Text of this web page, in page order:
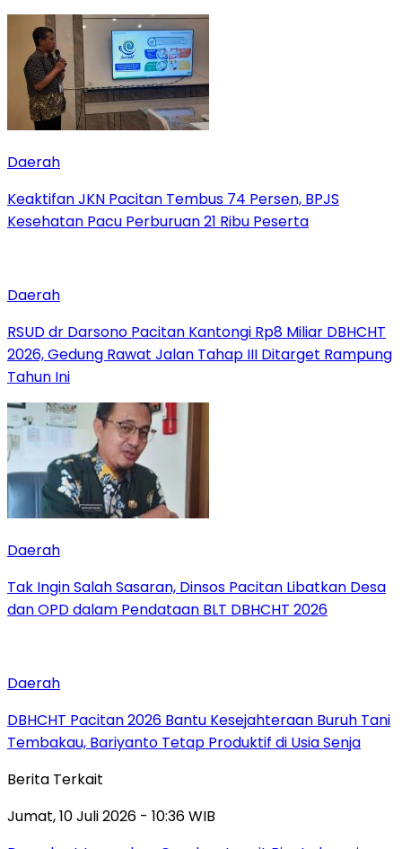
Daerah
Keaktifan JKN Pacitan Tembus 74 Persen, BPJS
Kesehatan Pacu Perburuan 21 Ribu Peserta
Daerah
RSUD dr Darsono Pacitan Kantongi Rp8 Miliar DBHCHT
2026, Gedung Rawat Jalan Tahap III Ditarget Rampung
Tahun Ini
Daerah
Tak Ingin Salah Sasaran, Dinsos Pacitan Libatkan Desa
dan OPD dalam Pendataan BLT DBHCHT 2026
Daerah
DBHCHT Pacitan 2026 Bantu Kesejahteraan Buruh Tani
Tembakau, Bariyanto Tetap Produktif di Usia Senja
Berita Terkait
Jumat, 10 Juli 2026 - 10:36 WIB